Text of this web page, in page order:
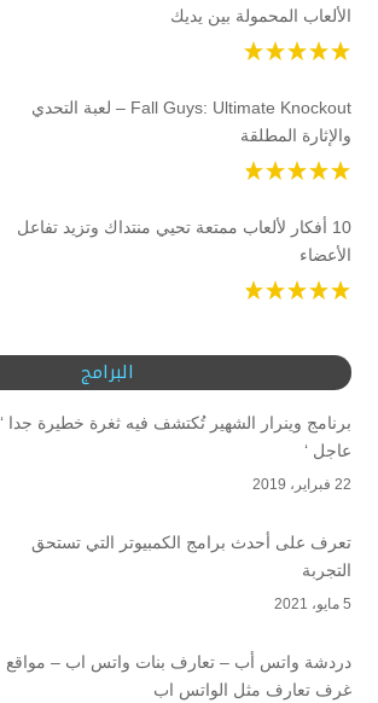
الألعاب المحمولة بين يديك
Fall Guys: Ultimate Knockout – لعبة التحدي
والإثارة المطلقة
10 أفكار لألعاب ممتعة تحيي منتداك وتزيد تفاعل
الأعضاء
البرامج
برنامج وينرار الشهير تُكتشف فيه ثغرة خطيرة جدا ‘
عاجل ‘
22 فبراير، 2019
تعرف على أحدث برامج الكمبيوتر التي تستحق
التجربة
5 مايو، 2021
دردشة واتس أب – تعارف بنات واتس اب – مواقع
غرف تعارف مثل الواتس اب